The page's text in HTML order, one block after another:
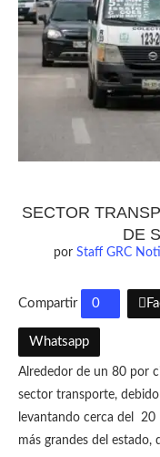
SECTOR
DE
por Staff GRC
Compartir 0
Whatsapp
Alrededor de un 80 por
sector transporte,
levantando cerca del 20
más grandes del